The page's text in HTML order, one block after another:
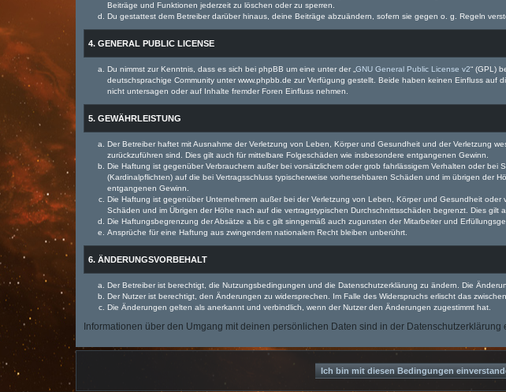
Beiträge und Funktionen jederzeit zu löschen oder zu sperren.
Du gestattest dem Betreiber darüber hinaus, deine Beiträge abzuändern, sofern sie gegen o. g. Regeln
4. GENERAL PUBLIC LICENSE
Du nimmst zur Kenntnis, dass es sich bei phpBB um eine unter der „ GNU General Public License v2“ (GPL)
deutschsprachige Community unter www.phpbb.de zur Verfügung gestellt. Beide haben keinen Einfluss
nicht untersagen oder auf Inhalte fremder Foren Einfluss nehmen.
5. GEWÄHRLEISTUNG
Der Betreiber haftet mit Ausnahme der Verletzung von Leben, Körper und Gesundheit und der Verletzung
zurückzuführen sind. Dies gilt auch für mittelbare Folgeschäden wie insbesondere entgangenen Gewinn.
Die Haftung ist gegenüber Verbrauchern außer bei vorsätzlichem oder grob fahrlässigem Verhalten oder
(Kardinalpflichten) auf die bei Vertragsschluss typischerweise vorhersehbaren Schäden und im übrigen der
entgangenen Gewinn.
Die Haftung ist gegenüber Unternehmern außer bei der Verletzung von Leben, Körper und Gesundheit
Schäden und im Übrigen der Höhe nach auf die vertragstypischen Durchschnittsschäden begrenzt. Dies gilt
Die Haftungsbegrenzung der Absätze a bis c gilt sinngemäß auch zugunsten der Mitarbeiter und
Ansprüche für eine Haftung aus zwingendem nationalem Recht bleiben unberührt.
6. ÄNDERUNGSVORBEHALT
Der Betreiber ist berechtigt, die Nutzungsbedingungen und die Datenschutzerklärung zu ändern. Die
Der Nutzer ist berechtigt, den Änderungen zu widersprechen. Im Falle des Widerspruchs erlischt das
Die Änderungen gelten als anerkannt und verbindlich, wenn der Nutzer den Änderungen zugestimmt hat.
Informationen über den Umgang mit deinen persönlichen Daten sind in der Datenschutzerklärung